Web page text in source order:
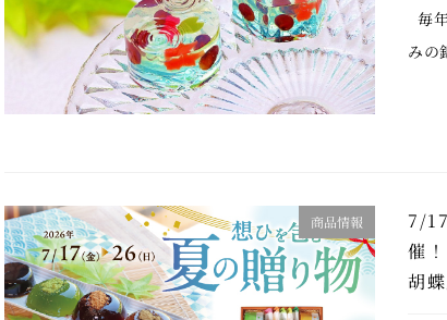
毎
みの
年
商品情報
7/
催
胡蝶